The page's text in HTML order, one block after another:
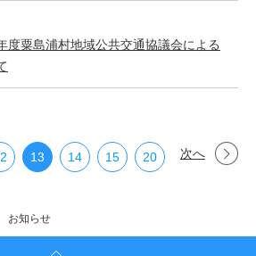
度粟島浦村地域公共交通協議会による
13 14 15 20 次へ
お知らせ